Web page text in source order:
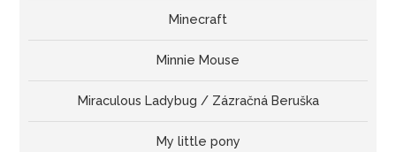
Minecraft
Minnie Mouse
Miraculous Ladybug / Zázračná Beruška
My little pony